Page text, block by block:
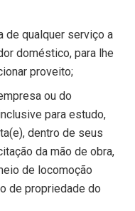
de qualquer serviço a
doméstico, para lhe
proveito;
ou do
para estudo,
dentro de seus
da mão de obra,
de locomoção
de propriedade do